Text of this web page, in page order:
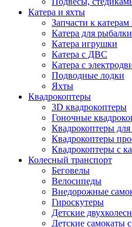
Катера и яхты
Запчасти к катерам
Катера для
Катера игрушки
Катера с ДВС
Катера с
Подводные лодки
Яхты
Квадрокоптеры
3D квадрокоптеры
Гоночные
Квадрокоптеры
Квадрокоптеры
Квадрокоптеры с
Колесный транспорт
Беговелы
Велосипеды
Внедорожные
Гироскутеры
Детские
Детские самокаты